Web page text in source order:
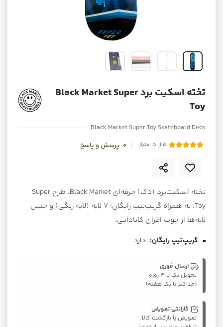
تخته اسکیت برد Black Market Super
Toy
Black Market Super Toy Skateboard Deck
5 از 5 امتیاز 0 پرسش و پاسخ
تخته اسکیت‌برد (دک) حرفه‌ای Black Market، طرح Super
Toy، به همراه گریپ‌تیپ رایگان؛ ۷ لایه (لایه رنگی) و جنس
لایه‌ها از چوب افرای کانادایی.
گریپ‌تیپ رایگان: دارد
ارسال فوری
تحویل یک تا ۳ روزه
(حداکثر تا یک هفته)
گارانتی تعویض
تعویض یا بازگشت کالا